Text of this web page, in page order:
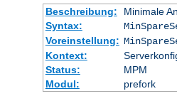
Beschreibung:
Minimale
Syntax:
Voreinstellung:
Kontext:
Status:
MPM
Modul:
prefork